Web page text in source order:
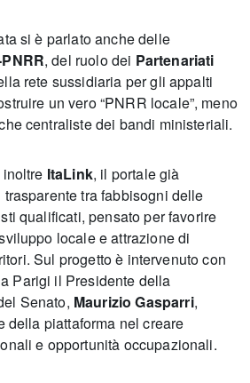
si è parlato anche delle
, del ruolo dei Partenariati
rete sussidiaria per gli appalti
un vero “PNRR locale”, meno
centraliste dei bandi ministeriali.
ItaLink, il portale già
tra fabbisogni delle
qualificati, pensato per favorire
locale e attrazione di
Sul progetto è intervenuto con
Parigi il Presidente della
Senato, Maurizio Gasparri,
della piattaforma nel creare
e opportunità occupazionali.